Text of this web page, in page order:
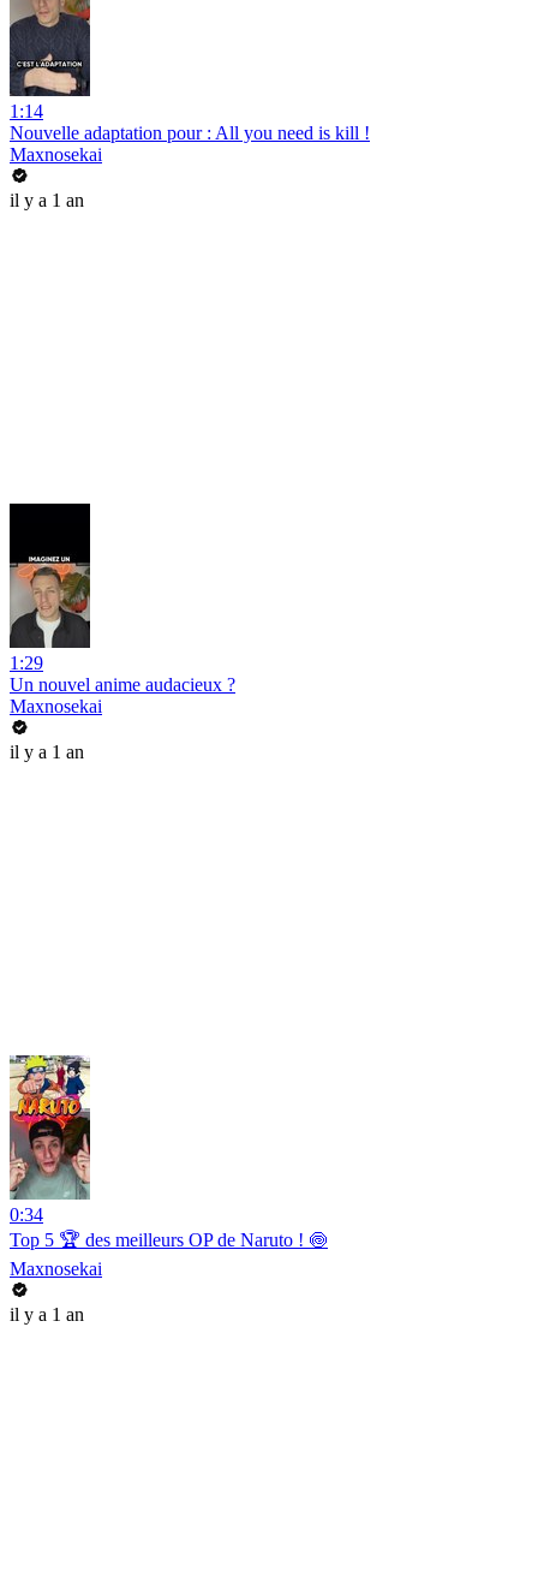
1:14
Nouvelle adaptation pour : All you need is kill !
Maxnosekai
il y a 1 an
1:29
Un nouvel anime audacieux ?
Maxnosekai
il y a 1 an
0:34
Top 5 🏆 des meilleurs OP de Naruto ! 🍥
Maxnosekai
il y a 1 an